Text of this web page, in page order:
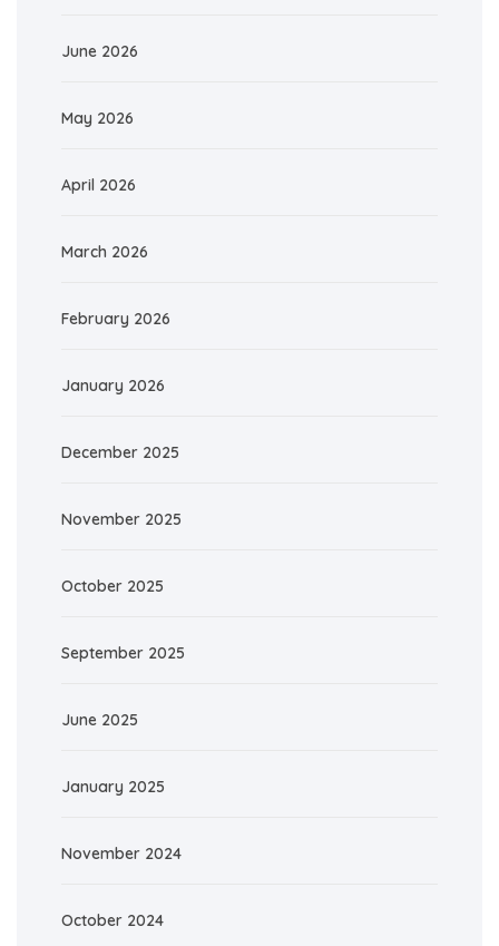
June 2026
May 2026
April 2026
March 2026
February 2026
January 2026
December 2025
November 2025
October 2025
September 2025
June 2025
January 2025
November 2024
October 2024